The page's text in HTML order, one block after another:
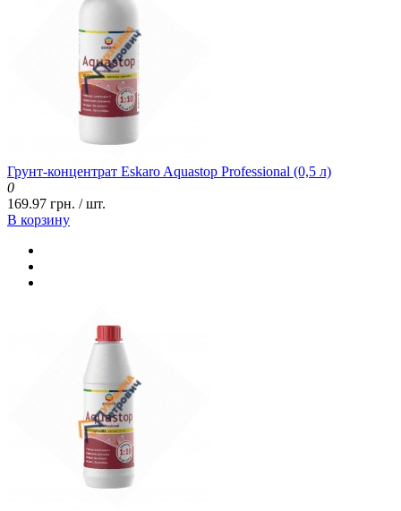
Грунт-концентрат Eskaro Aquastop Professional (0,5 л)
0
169.97 грн. / шт.
В корзину